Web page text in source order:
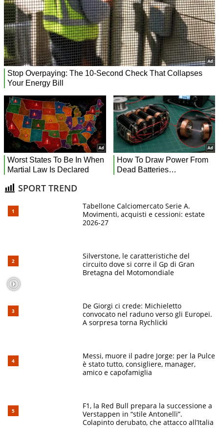
SPORT TREND
Tabellone Calciomercato Serie A.
Movimenti, acquisti e cessioni: estate
2026-27
Silverstone, le caratteristiche del
circuito dove si corre il Gp di Gran
Bretagna del Motomondiale
De Giorgi ci crede: Michieletto
convocato nel raduno verso gli Europei.
A sorpresa torna Rychlicki
Messi, muore il padre Jorge: per la Pulce
è stato tutto, consigliere, manager,
amico e capofamiglia
F1, la Red Bull prepara la successione a
Verstappen in “stile Antonelli”.
Colapinto derubato, che attacco all’Italia